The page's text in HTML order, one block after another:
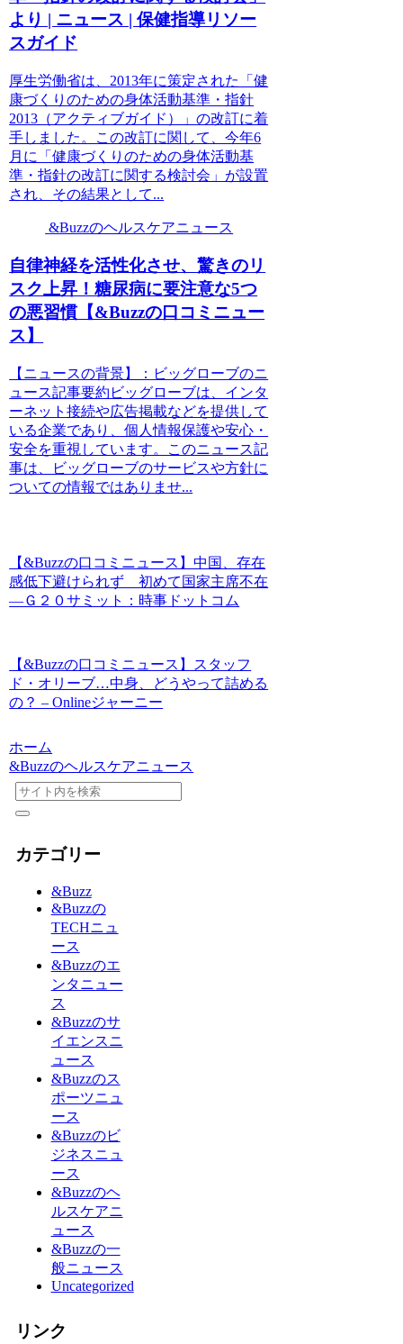
より | ニュース | 保健指導リソー
スガイド
厚生労働省は、2013年に策定された「健
康づくりのための身体活動基準・指針
2013（アクティブガイド）」の改訂に着
手しました。この改訂に関して、今年6
月に「健康づくりのための身体活動基
準・指針の改訂に関する検討会」が設置
され、その結果として...
&Buzzのヘルスケアニュース
自律神経を活性化させ、驚きのリ
スク上昇！糖尿病に要注意な5つ
の悪習慣【&Buzzの口コミニュー
ス】
【ニュースの背景】：ビッグローブのニ
ュース記事要約ビッグローブは、インタ
ーネット接続や広告掲載などを提供して
いる企業であり、個人情報保護や安心・
安全を重視しています。このニュース記
事は、ビッグローブのサービスや方針に
ついての情報ではありませ...
【&Buzzの口コミニュース】中国、存在
感低下避けられず 初めて国家主席不在
―Ｇ２０サミット：時事ドットコム
【&Buzzの口コミニュース】スタッフ
ド・オリーブ…中身、どうやって詰める
の？ – Onlineジャーニー
ホーム
&Buzzのヘルスケアニュース
カテゴリー
&Buzz
&Buzzの
TECHニュ
ース
&Buzzのエ
ンタニュー
ス
&Buzzのサ
イエンスニ
ュース
&Buzzのス
ポーツニュ
ース
&Buzzのビ
ジネスニュ
ース
&Buzzのヘ
ルスケアニ
ュース
&Buzzの一
般ニュース
Uncategorized
リンク